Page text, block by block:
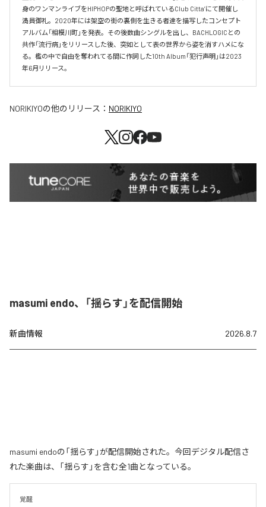
身のワンマンライブをHIPHOPの聖地と呼ばれているClub Citta’にて開催し
満員御礼。2020年には架空の街の裏側を生きる者達を描写したコンセプト
アルバム「相模川町」を発表。その後数曲シングルを出し、BACHLOGICとの
共作「流行病」をリリースした後、突如として表の世界から姿を消すハメにな
る。檻の中で自由を奪われてる間に作詞した10th Album「犯行声明」は2023
年6月リリース。
NORIKIYOの他のリリース： NORIKIYO
masumi endo、「揺らす」を配信開始
新曲情報 2026.8.7
masumi endoの「揺らす」が配信開始された。今回デジタル配信さ
れた楽曲は、「揺らす」を含む全1曲となっている。
覚醒